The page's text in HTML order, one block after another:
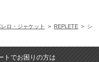
レロ・ジャケット > REPLETE > シ
トでお困りの方は